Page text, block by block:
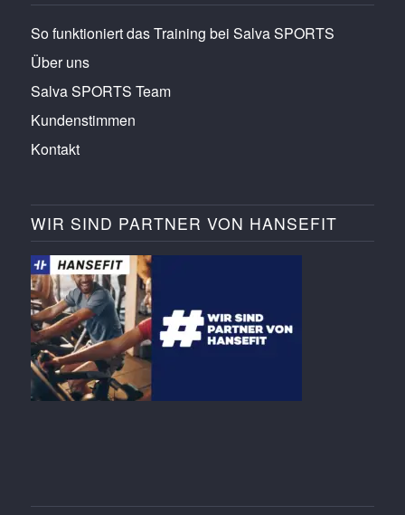
So funktioniert das Training bei Salva SPORTS
Über uns
Salva SPORTS Team
Kundenstimmen
Kontakt
WIR SIND PARTNER VON HANSEFIT